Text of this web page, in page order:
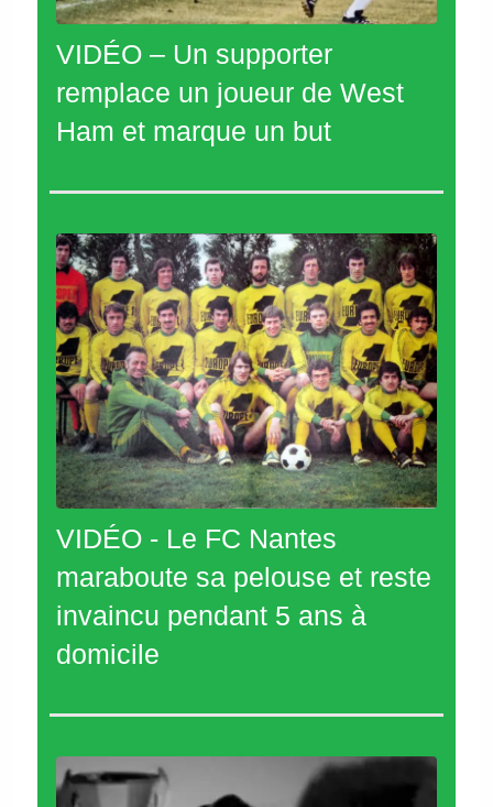
VIDÉO – Un supporter
remplace un joueur de West
Ham et marque un but
VIDÉO - Le FC Nantes
maraboute sa pelouse et reste
invaincu pendant 5 ans à
domicile